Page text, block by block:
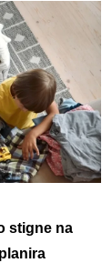
stigne na